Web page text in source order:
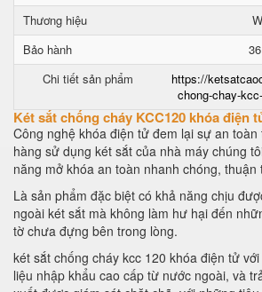
Thương hiệu
Bảo hành
Chi tiết sản phẩm
https://
chong-chay-
Két sắt chống cháy KCC120 khóa điện
Công nghệ khóa điện tử đem lại sự an
hàng sử dụng két sắt của nhà máy chúng
năng mở khóa an toàn nhanh chóng, thuận
Là sản phẩm đặc biệt có khả năng chịu
ngoài két sắt mà không làm hư hại đến
tờ chưa đựng bên trong lòng.
két sắt chống cháy kcc 120 khóa điện tử
liệu nhập khẩu cao cấp từ nước ngoài, và